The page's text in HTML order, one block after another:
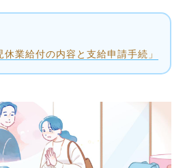
休業給付の内容と支給申請手続」